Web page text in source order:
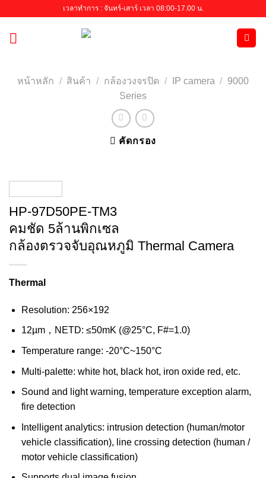
content
เวลาทำการ : จันทร์-เสาร์ เวลา 08:00-17.00 น.
หน้าหลัก / สินค้า / กล้องวงจรปิด / IP camera / 9000
Series
คัดกรอง
HP-97D50PE-TM3
คมชัด 5ล้านพิกเซล
กล้องตรวจจับอุณหภูมิ Thermal Camera
Thermal
Resolution: 256×192
12µm，NETD: ≤50mK (@25°C, F#=1.0)
Temperature range: -20°C~150°C
Multi-palette: white hot, black hot, iron oxide red, etc.
Sound and light warning, temperature exception alarm,
fire detection
Intelligent analytics: intrusion detection (human/motor
vehicle classification), line crossing detection (human /
motor vehicle classification)